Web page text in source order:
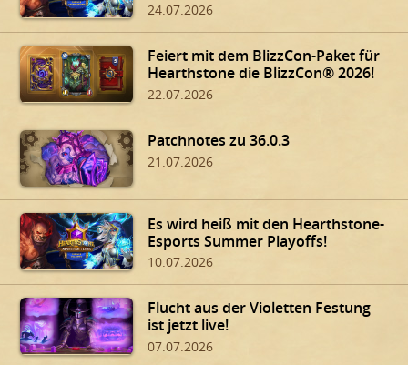
24.07.2026
Feiert mit dem BlizzCon-Paket für
Hearthstone die BlizzCon® 2026!
22.07.2026
Patchnotes zu 36.0.3
21.07.2026
Es wird heiß mit den Hearthstone-
Esports Summer Playoffs!
10.07.2026
Flucht aus der Violetten Festung
ist jetzt live!
07.07.2026